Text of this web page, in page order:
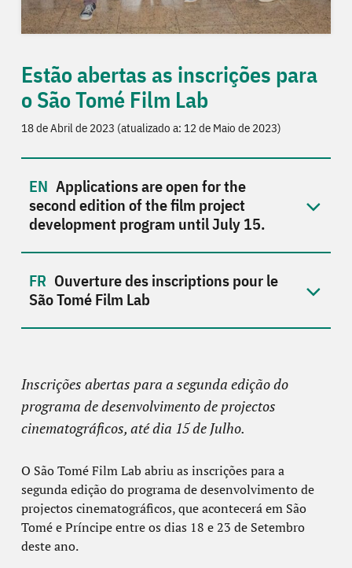
Estão abertas as inscrições para
o São Tomé Film Lab
18 de Abril de 2023 (atualizado a: 12 de Maio de 2023)
Applications are open for the
second edition of the film project
development program until July 15.
Ouverture des inscriptions pour le
São Tomé Film Lab
Inscrições abertas para a segunda edição do
programa de desenvolvimento de projectos
cinematográficos, até dia 15 de Julho.
O São Tomé Film Lab abriu as inscrições para a
segunda edição do programa de desenvolvimento de
projectos cinematográficos, que acontecerá em São
Tomé e Príncipe entre os dias 18 e 23 de Setembro
deste ano.